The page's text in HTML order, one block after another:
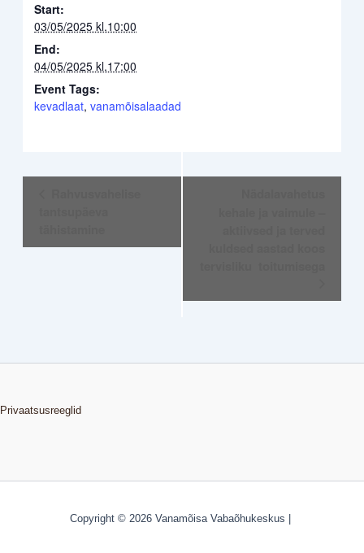
Start:
03/05/2025 kl.10:00
End:
04/05/2025 kl.17:00
Event Tags:
kevadlaat,vanamõisalaadad
Privaatsusreeglid
Copyright © 2026 Vanamõisa Vabaõhukeskus |